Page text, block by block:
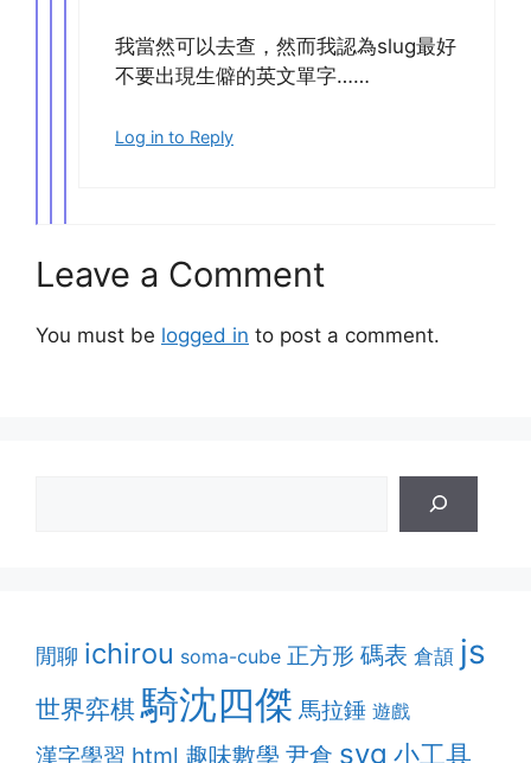
我當然可以去查，然而我認為slug最好
不要出現生僻的英文單字……
Log in to Reply
Leave a Comment
You must be logged in to post a comment.
閒聊 ichirou soma-cube 正方形 碼表 倉頡 js
世界弈棋 騎沈四傑 馬拉錘 遊戲
漢字學習 html 趣味數學 尹倉 svg 小工具